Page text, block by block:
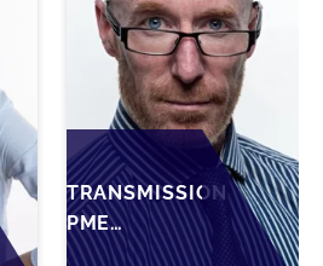
TRANSMISSION
PME
MAROCAINES :